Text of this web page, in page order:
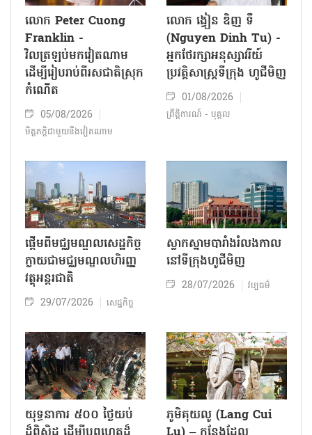
លោក Peter Cuong
Franklin -
វិលត្រឡប់មកវៀតណាម
ដើម្បីរៀបរាប់ពីរសជាតិស្រុក
កំណើត
05/08/2026
មិត្តភក្តិជាមួយនឹងវៀតណាម
លោក ង្វៀន ឌិញ ទឺ
(Nguyen Dinh Tu) -
អ្នកថែរក្សាអនុស្សាវរីយ៍
ប្រវត្តិសាស្ត្រទីក្រុង ហូជីមិញ
01/08/2026
ព្រឹត្តិការណ៍ - បុគ្គល
ផ្តើមពីមជ្ឈមណ្ឌលសេដ្ឋកិច្ច
ក្លាយជាមជ្ឈមណ្ឌលហិរញ្ញ
វត្ថុអន្តរជាតិ
29/07/2026 សេដ្ឋកិច្ច
ស្លាកស្នាមបារាំងរំលងកាល
នៅទីក្រុង​ហូជីមិញ​
28/07/2026 វប្បធម៌
យុទ្ធនាការ ៥០០ ថ្ងៃយប់
ភូមិគុយលូ (Lang Cui